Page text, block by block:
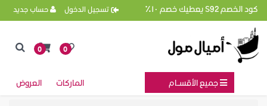
كود الخصم S92 يعطيك خصم ١٠٪ تسجيل الدخول حساب جديد
0
0
جميع الأقســام الماركات العروض